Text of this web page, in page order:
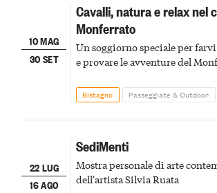
10 MAG
30 SET
Cavalli, natura e relax nel
Monferrato
Un soggiorno speciale per
e provare le avventure del
Bistagno Passeggiate & Outdoor
22 LUG
16 AGO
SediMenti
Mostra personale di arte
dell'artista Silvia Ruata